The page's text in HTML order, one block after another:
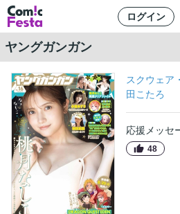
ログイン
ヤングガンガン
スクウェア
田こたろ
応援メッセ
48